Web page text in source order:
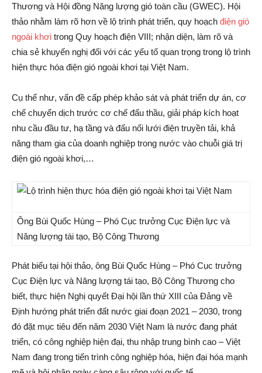
Thương và Hội đồng Năng lượng gió toàn cầu (GWEC). Hội
thảo nhằm làm rõ hơn về lộ trình phát triển, quy hoạch điện gió
ngoài khơi trong Quy hoạch điện VIII; nhận diện, làm rõ và
chia sẻ khuyến nghị đối với các yếu tố quan trọng trong lộ trình
hiện thực hóa điện gió ngoài khơi tại Việt Nam.
Cụ thể như, vấn đề cấp phép khảo sát và phát triển dự án, cơ
chế chuyển dịch trước cơ chế đấu thầu, giải pháp kích hoạt
nhu cầu đầu tư, hạ tầng và đấu nối lưới điện truyền tải, khả
năng tham gia của doanh nghiệp trong nước vào chuỗi giá trị
điện gió ngoài khơi,…
Ông Bùi Quốc Hùng – Phó Cục trưởng Cục Điện lực và
Năng lượng tái tạo, Bộ Công Thương
Phát biểu tại hội thảo, ông Bùi Quốc Hùng – Phó Cục trưởng
Cục Điện lực và Năng lượng tái tạo, Bộ Công Thương cho
biết, thực hiện Nghị quyết Đại hội lần thứ XIII của Đảng về
Định hướng phát triển đất nước giai đoạn 2021 – 2030, trong
đó đặt mục tiêu đến năm 2030 Việt Nam là nước đang phát
triển, có công nghiệp hiện đại, thu nhập trung bình cao – Việt
Nam đang trong tiến trình công nghiệp hóa, hiện đại hóa mạnh